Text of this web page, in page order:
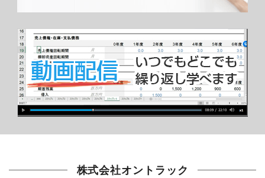
株式会社オントラック